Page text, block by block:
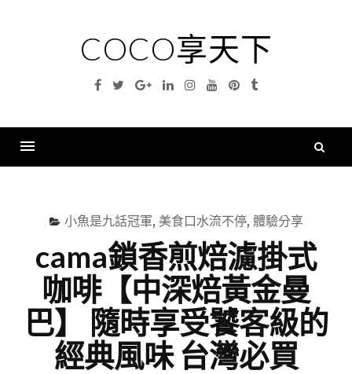
COCO享天下
Facebook
TwitterGoogleLinkedinInstagramYouTubePinterest
Tumblr
小魚是九話冠軍, 美食口水流不停, 體驗分享
cama鎖香煎焙濾掛式
咖啡【中深焙黃金曼
巴】 隨時享受饕客級的
經典風味 台灣必買